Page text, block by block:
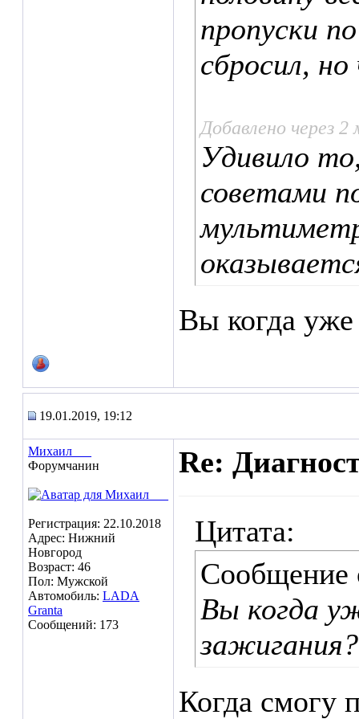
пропуски
сбросил,
Добавлено через
Удивило
советами
Вы когда уже
19.01.2019, 19:12
Михаил___
Форумчанин
Регистрация: 22.10.2018
Адрес: Нижний
Новгород
Возраст: 46
Пол: Мужской
Автомобиль: LADA
Granta
Сообщений: 173
Re:
Цитата:
Сообщение
Вы когда
зажигания?
Когда смогу